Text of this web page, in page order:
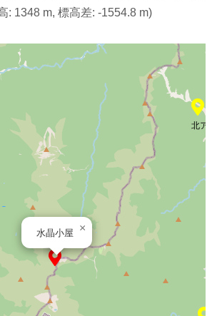
: 1348 m, 標高差: -1554.8 m)
北ア
水晶小屋 ×